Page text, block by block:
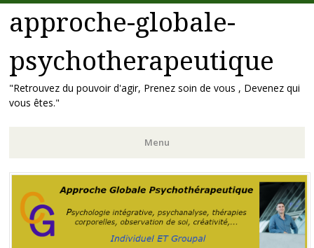
approche-globale-
psychotherapeutique
"Retrouvez du pouvoir d'agir, Prenez soin de vous , Devenez qui
vous êtes."
Menu
Aller
au
contenu
principal